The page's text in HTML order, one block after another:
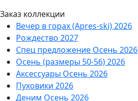
Заказ коллекции
Вечер в горах (Apres-ski) 2026
Рождество 2027
Спец предложение Осень 2026
Осень (размеры 50-56) 2026
Аксессуары Осень 2026
Пуховики 2026
Деним Осень 2026